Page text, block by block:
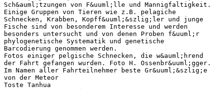
Sch&auml;tzungen von F&uuml;lle und Mannigfaltigkeit.
Einige Gruppen von Tieren wie z.B. pelagiche
Schnecken, Krabben, Kopff&uuml;&szlig;ler und junge
Fische sind von besonderem Interesse und werden
besonders untersucht und von denen Proben f&uuml;r
phylogenetische Systematik und genetische
Barcodierung genommen werden.
Fotos einiger pelgische Schnecken, die w&auml;hrend
der Fahrt gefangen wurden. Foto H. Ossenbr&uuml;gger.
Im Namen aller Fahrteilnehmer beste Gr&uuml;&szlig;e
von der Meteor
Toste Tanhua